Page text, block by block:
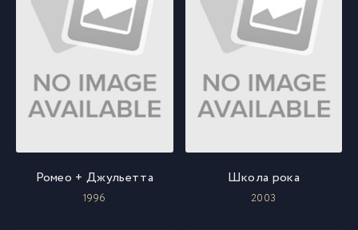
Ромео + Джульетта
1996
Школа рока
2003